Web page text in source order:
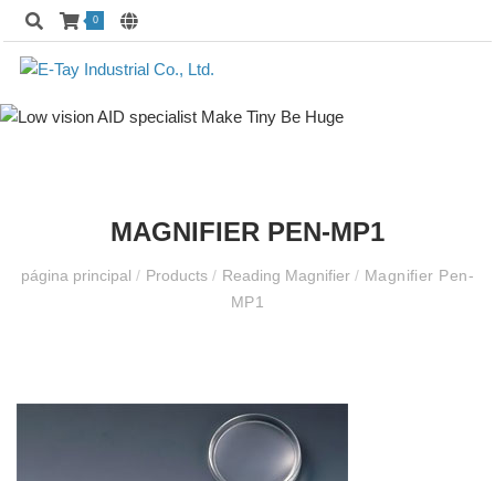
0
MAGNIFIER PEN-MP1
página principal / Products / Reading Magnifier / Magnifier Pen-
MP1